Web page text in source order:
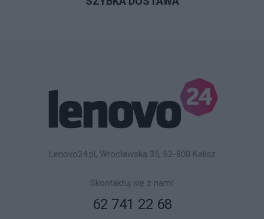
Lenovo24.pl, Wrocławska 35, 62-800 Kalisz
Skontaktuj się z nami:
62 741 22 68